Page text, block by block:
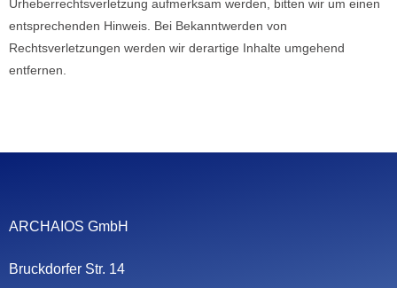
Urheberrechtsverletzung aufmerksam werden, bitten wir um einen
entsprechenden Hinweis. Bei Bekanntwerden von
Rechtsverletzungen werden wir derartige Inhalte umgehend
entfernen.
ARCHAIOS GmbH
Bruckdorfer Str. 14